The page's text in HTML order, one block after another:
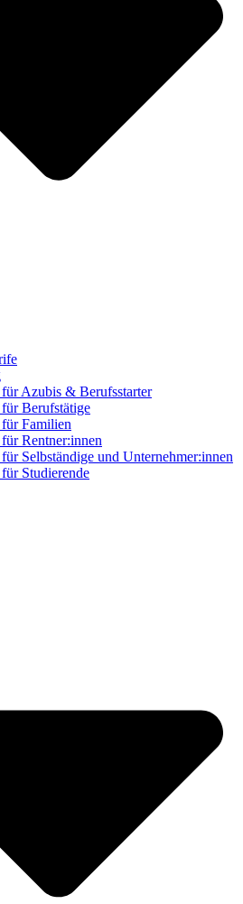
Azubis & Berufsstarter
Berufstätige
Familien
Rentner:innen
Selbständige und Unternehmer:innen
Studierende